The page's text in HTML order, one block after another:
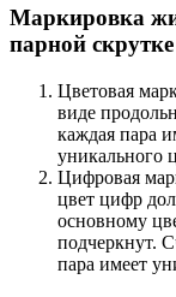
Маркировка
парной скрутке
Цветовая
виде
каждая пара
уникального
Цифровая
цвет цифр
основному
подчеркнут.
пара имеет